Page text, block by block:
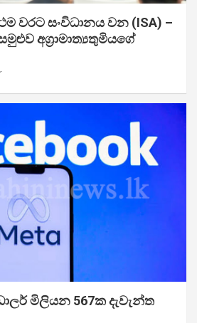
වරට සංවිධානය වන (ISA) –
අග්‍රාමාත්‍යතුමියගේ
මිලියන 567ක දැවැන්ත